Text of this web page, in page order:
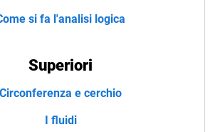
si fa l'analisi logica
Superiori
Circonferenza e cerchio
I fluidi